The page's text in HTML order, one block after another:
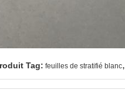
Tag: feuilles de stratifié blanc,